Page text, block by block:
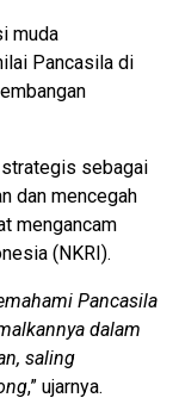
muda
Pancasila di
sebagai
dan mencegah
mengancam
(NKRI).
Pancasila
dalam
saling
,” ujarnya.